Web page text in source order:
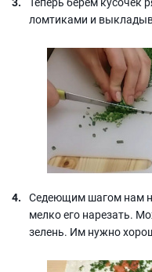
ломтиками и
Седеющим шагом нам
мелко его нарезать.
зелень. Им нужно